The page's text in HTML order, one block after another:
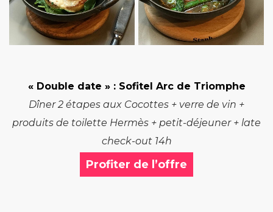
« Double date »: Sofitel Arc de Triomphe
Dîner 2 étapes aux Cocottes + verre de vin +
produits de toilette Hermès + petit-déjeuner + late
check-out 14h
Profiter de l’offre